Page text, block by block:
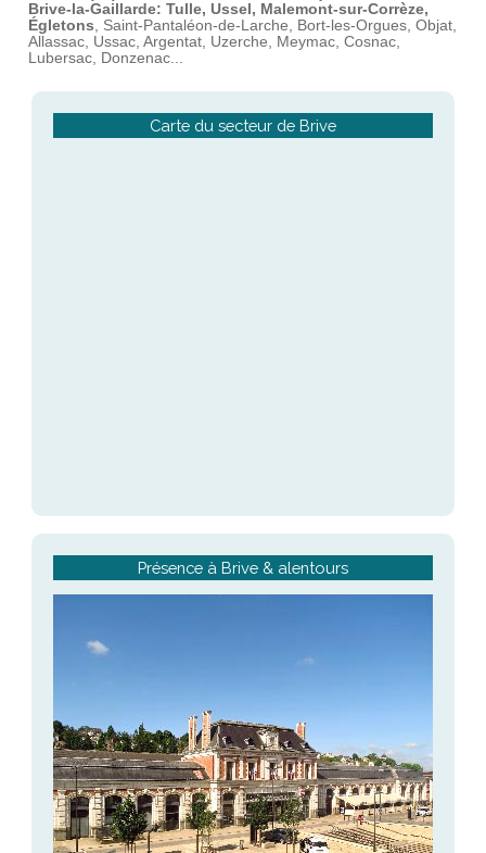
Brive-la-Gaillarde: Tulle, Ussel, Malemont-sur-Corrèze,
Égletons, Saint-Pantaléon-de-Larche, Bort-les-Orgues, Objat,
Allassac, Ussac, Argentat, Uzerche, Meymac, Cosnac,
Lubersac, Donzenac...
Carte du secteur de Brive
Présence à Brive & alentours